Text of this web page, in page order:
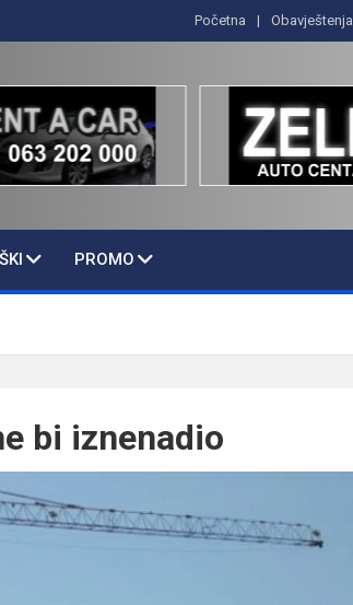
Početna Obavještenja
PROMO
bi iznenadio